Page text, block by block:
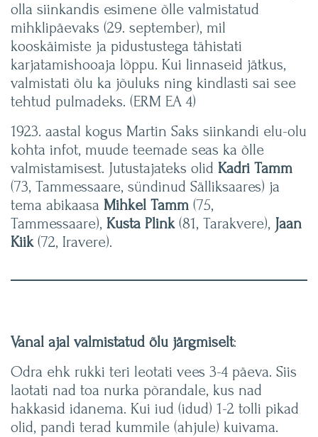
olla siinkandis esimene õlle valmistatud
mihklipäevaks (29. september), mil
kooskäimiste ja pidustustega tähistati
karjatamishooaja lõppu. Kui linnaseid jätkus,
valmistati õlu ka jõuluks ning kindlasti sai see
tehtud pulmadeks. (ERM EA 4)
1923. aastal kogus Martin Saks siinkandi elu-olu
kohta infot, muude teemade seas ka õlle
valmistamisest. Jutustajateks olid Kadri Tamm
(73, Tammessaare, sündinud Sälliksaares) ja
tema abikaasa Mihkel Tamm (75,
Tammessaare), Kusta Plink(81, Tarakvere), Jaan
Kiik(72, Iravere).
Vanal ajal valmistatud õlu järgmiselt:
Odra ehk rukki teri leotati vees 3-4 päeva. Siis
laotati nad toa nurka põrandale, kus nad
hakkasid idanema. Kui iud (idud) 1-2 tolli pikad
olid, pandi terad kummile (ahjule) kuivama.